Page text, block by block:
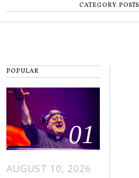
CATEGORY POSTS
POPULAR
01
AUGUST 10, 2026